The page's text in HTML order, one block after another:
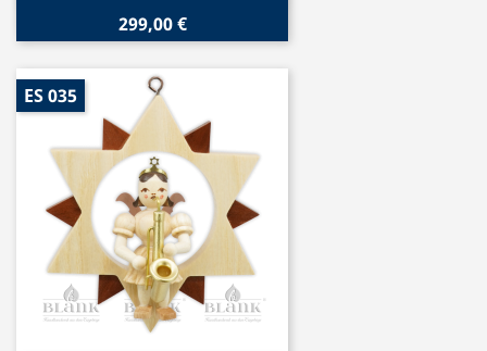
299,00 €
ES 035